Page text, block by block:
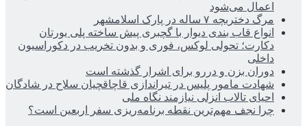
اعمال می‌شود
مرگ دختربچه ۷ ساله در پارک اسلامشهر
انواع قاب بندی دیوار با گچبری پیش ساخته پلی یورتان
دکارت؛ تحولی لوکس، فوری و بدون تخریب در دکوراسیون
داخلی
دوران بزن و دررو برای اشرار گذشته است
شهادت مامور پلیس در تیراندازی قاچاقچیان سلاح در شادگان
احیای تالاب انزلی نیازمند نگاه ملی
چرا نجف مهم‌ترین نقطه برنامه‌ریزی سفر اربعین است؟